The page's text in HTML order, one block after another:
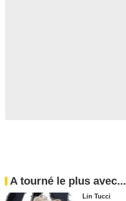
A tourné le plus avec...
Lin Tucci